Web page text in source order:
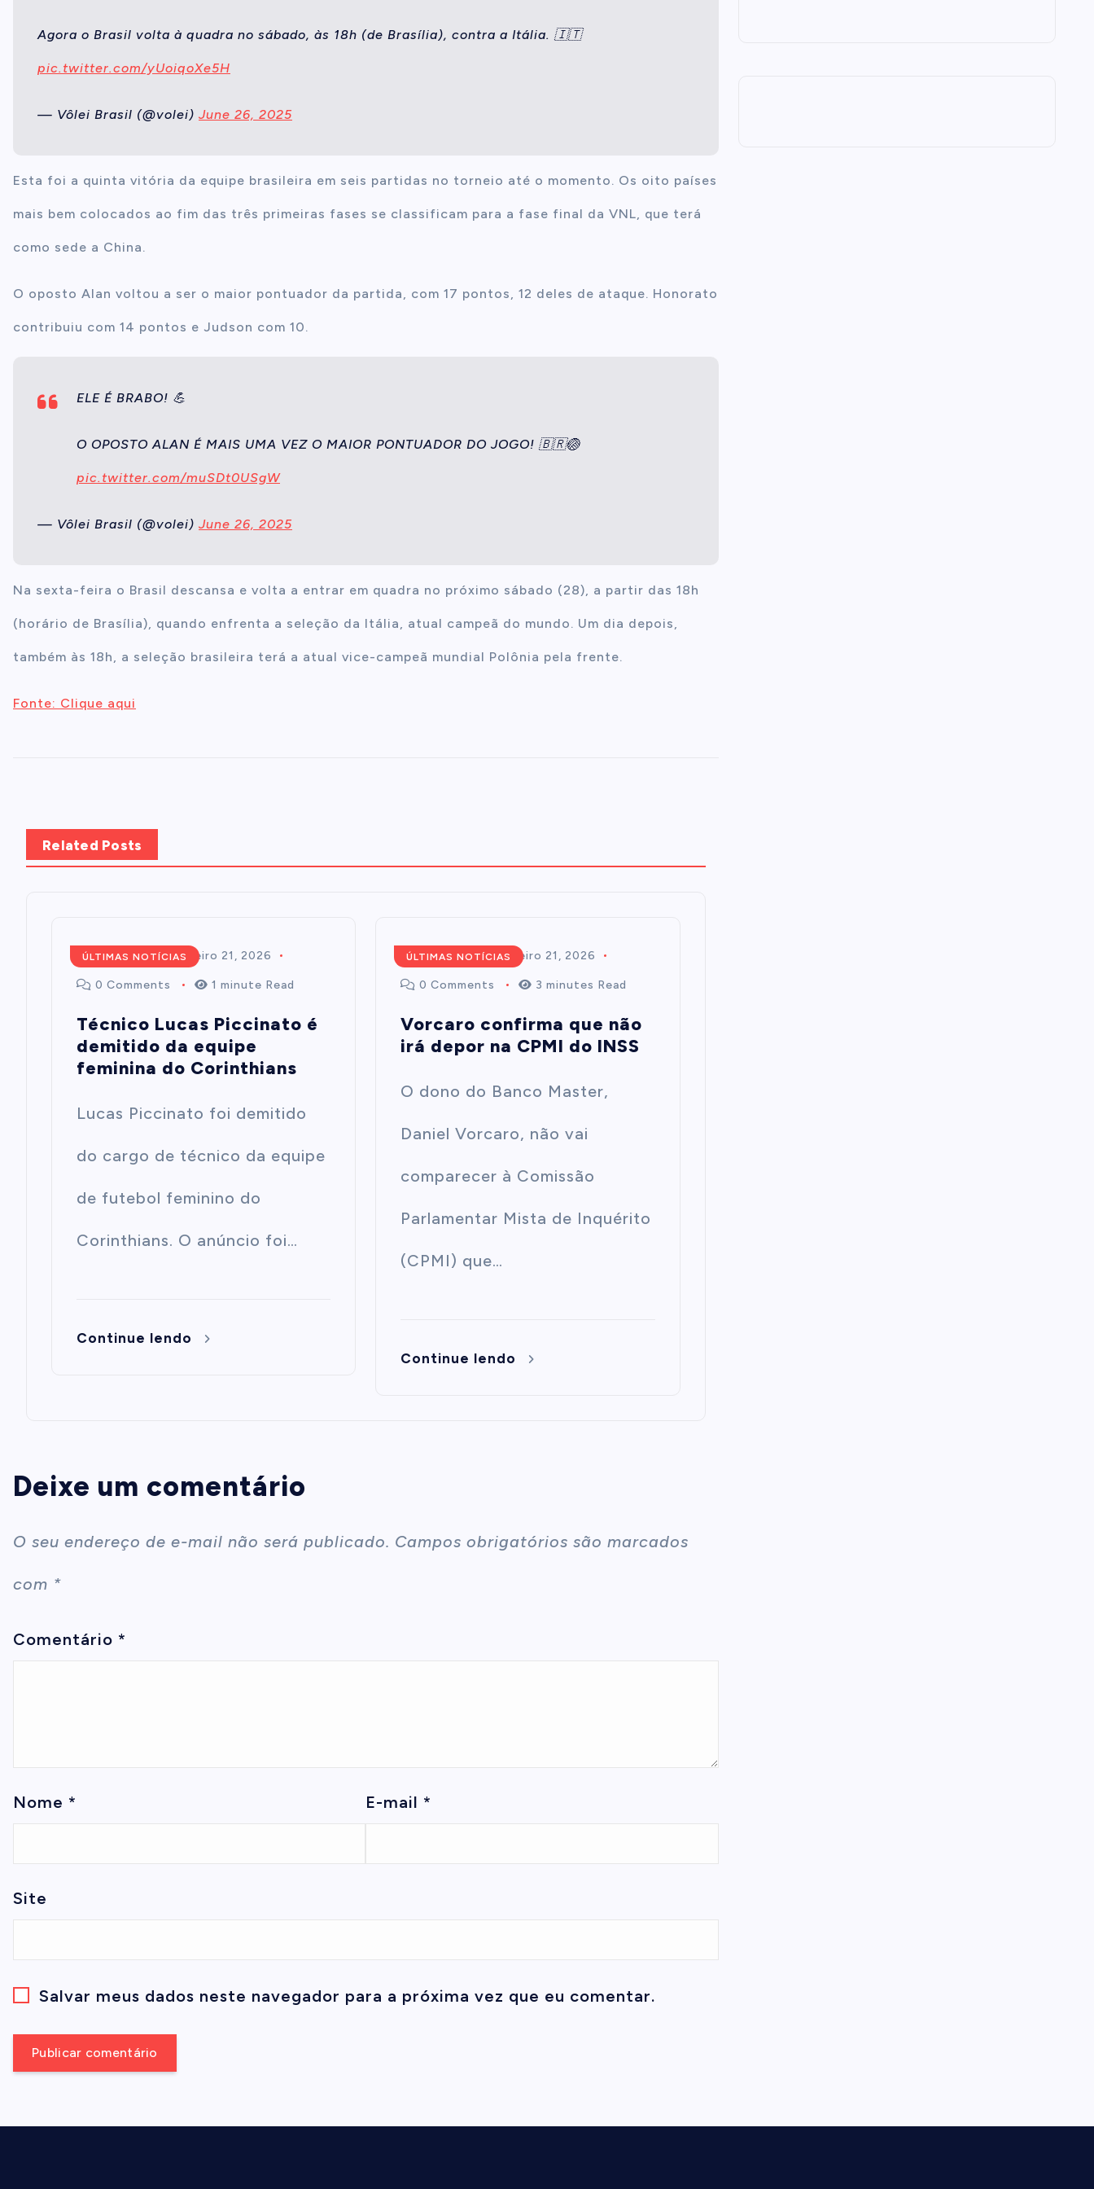
Agora o Brasil volta à quadra no sábado, às 18h (de Brasília), contra a Itália. 🇮🇹
pic.twitter.com/yUoiqoXe5H
— Vôlei Brasil (@volei) June 26, 2025
Esta foi a quinta vitória da equipe brasileira em seis partidas no torneio até o momento. Os oito países
mais bem colocados ao fim das três primeiras fases se classificam para a fase final da VNL, que terá
como sede a China.
O oposto Alan voltou a ser o maior pontuador da partida, com 17 pontos, 12 deles de ataque. Honorato
contribuiu com 14 pontos e Judson com 10.
ELE É BRABO! 💪
O OPOSTO ALAN É MAIS UMA VEZ O MAIOR PONTUADOR DO JOGO! 🇧🇷🏐
pic.twitter.com/muSDt0USgW
— Vôlei Brasil (@volei) June 26, 2025
Na sexta-feira o Brasil descansa e volta a entrar em quadra no próximo sábado (28), a partir das 18h
(horário de Brasília), quando enfrenta a seleção da Itália, atual campeã do mundo. Um dia depois,
também às 18h, a seleção brasileira terá a atual vice-campeã mundial Polônia pela frente.
Fonte: Clique aqui
Related Posts
ÚLTIMAS NOTÍCIAS
Redação fevereiro 21, 2026
0 Comments 1 minute Read
Técnico Lucas Piccinato é
demitido da equipe
feminina do Corinthians
Lucas Piccinato foi demitido
do cargo de técnico da equipe
de futebol feminino do
Corinthians. O anúncio foi…
Continue lendo
ÚLTIMAS NOTÍCIAS
Redação fevereiro 21, 2026
0 Comments 3 minutes Read
Vorcaro confirma que não
irá depor na CPMI do INSS
O dono do Banco Master,
Daniel Vorcaro, não vai
comparecer à Comissão
Parlamentar Mista de Inquérito
(CPMI) que…
Continue lendo
Deixe um comentário
O seu endereço de e-mail não será publicado. Campos obrigatórios são marcados
com *
Comentário *
Nome * E-mail *
Site
Salvar meus dados neste navegador para a próxima vez que eu comentar.